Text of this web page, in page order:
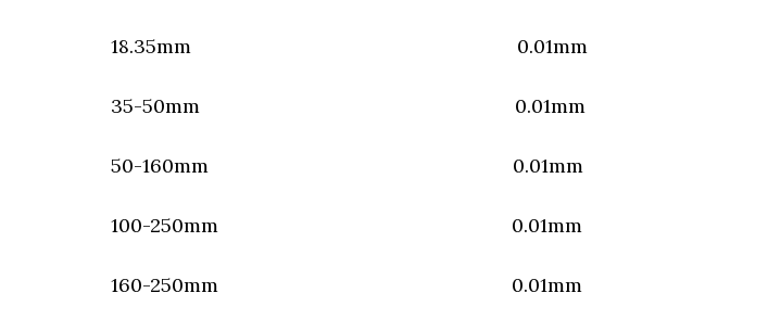
18.35mm 0.01mm
35-50mm 0.01mm
50-160mm 0.01mm
100-250mm 0.01mm
160-250mm 0.01mm